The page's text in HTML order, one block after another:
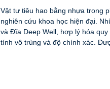
Vật tư tiêu hao bằng nhựa trong
nghiên cứu khoa học hiện đại.
và Đĩa Deep Well, hợp lý hóa
tính vô trùng và độ chính xác.